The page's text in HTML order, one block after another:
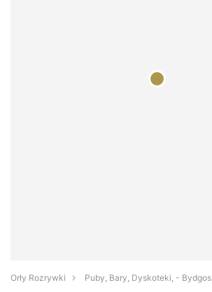
Orły Rozrywki Puby, Bary, Dyskoteki, -